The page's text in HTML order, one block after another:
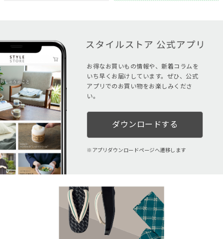
お得なお買いもの情報や、新着コラムを
いち早くお届けしています。ぜひ、公式
アプリでのお買い物をお楽しみくださ
い。
ダウンロードする
アプリダウンロードページへ遷移します